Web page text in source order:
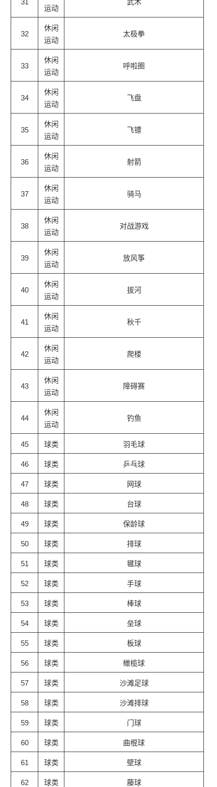
运动
32
休闲
运动
太极拳
33
休闲
运动
呼啦圈
34
休闲
运动
飞盘
35
休闲
运动
飞镖
36
休闲
运动
射箭
37
休闲
运动
骑马
38
休闲
运动
对战游戏
39
休闲
运动
放风筝
40
休闲
运动
拔河
41
休闲
运动
秋千
42
休闲
运动
爬楼
43
休闲
运动
障碍赛
44
休闲
运动
钓鱼
45 球类 羽毛球
46 球类 乒乓球
47 球类 网球
48 球类 台球
49 球类 保龄球
50 球类 排球
51 球类 毽球
52 球类 手球
53 球类 棒球
54 球类 垒球
55 球类 板球
56 球类 橄榄球
57 球类 沙滩足球
58 球类 沙滩排球
59 球类 门球
60 球类 曲棍球
61 球类 壁球
62 球类 藤球